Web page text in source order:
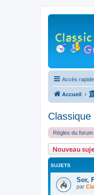
Accès rapide
Accueil
Classique
Règles du forum
Nouveau
SUJETS
Sor,
par